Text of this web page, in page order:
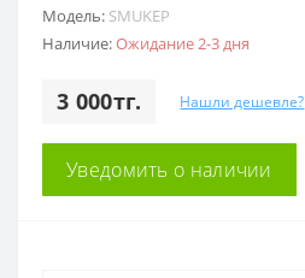
Модель: SMUKEP
Наличие:Ожидание 2-3 дня
3 000тг. Нашли дешевле?
Уведомить о наличии